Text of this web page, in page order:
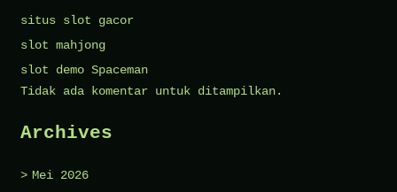
situs slot gacor
slot mahjong
slot demo Spaceman
Tidak ada komentar untuk ditampilkan.
Archives
Mei 2026